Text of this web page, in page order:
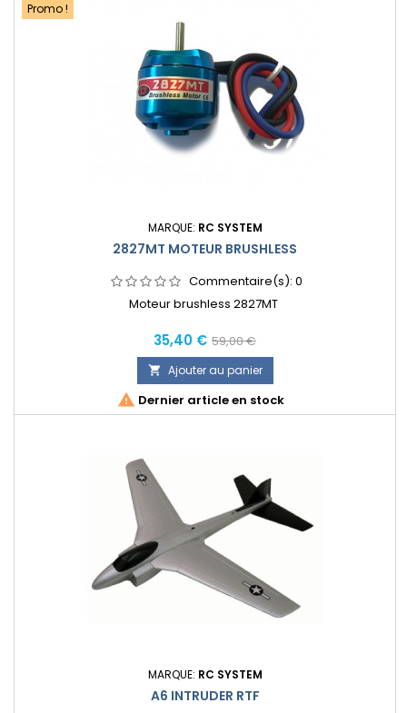
Promo !
MARQUE: RC SYSTEM
2827MT MOTEUR BRUSHLESS
Commentaire(s): 0
Moteur brushless 2827MT
Prix
35,40 € Prix
normal
59,00 €
 Ajouter au panier
 Dernier article en stock
MARQUE: RC SYSTEM
A6 INTRUDER RTF